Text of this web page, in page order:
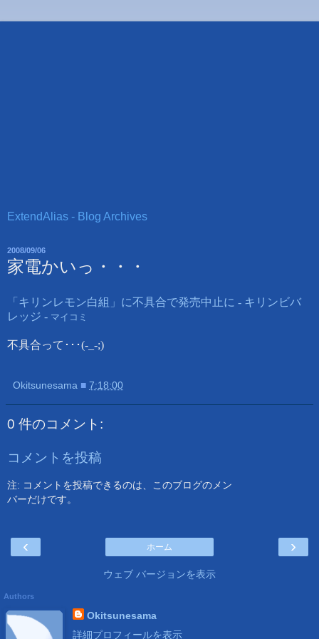
ExtendAlias - Blog Archives
2008/09/06
家電かいっ・・・
「キリンレモン白組」に不具合で発売中止に - キリンビバ
レッジ - マイコミ
不具合って･･･(-_-;)
Okitsunesama ■ 7:18:00
0 件のコメント:
コメントを投稿
注: コメントを投稿できるのは、このブログのメン
バーだけです。
‹ ›
ホーム
ウェブ バージョンを表示
Authors
Okitsunesama
詳細プロフィールを表示